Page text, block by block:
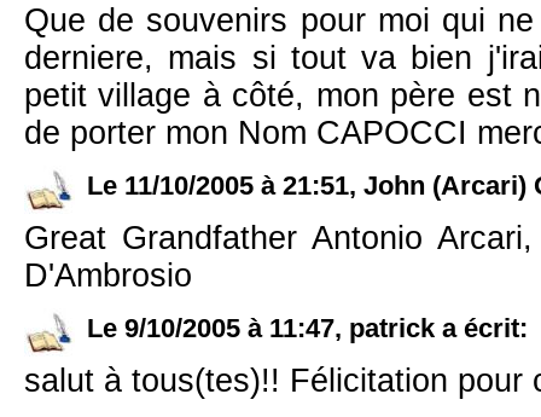
Que de souvenirs pour moi qui
derniere, mais si tout va bien
petit village à côté, mon père est
de porter mon Nom CAPOCCI
Le 11/10/2005 à 21:51, John
Great Grandfather Antonio
D'Ambrosio
Le 9/10/2005 à 11:47, patrick a écrit:
salut à tous(tes)!! Félicitation pour